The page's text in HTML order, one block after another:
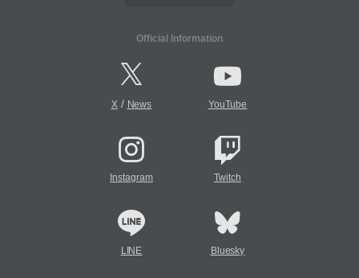
Official Information
X/ News YouTube
Instagram Twitch
LINE Bluesky